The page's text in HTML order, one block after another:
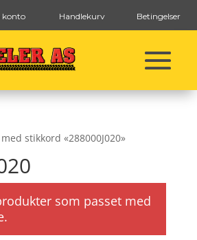
konto Handlekurv Betingelser
stikkord «288000J020»
som passet med